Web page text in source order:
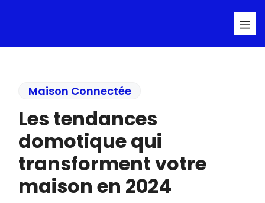
Maison Connectée
Les tendances
domotique qui
transforment votre
maison en 2024